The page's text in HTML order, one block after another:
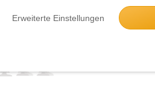
Erweiterte Einstellungen